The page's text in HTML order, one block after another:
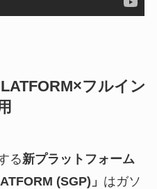
フルイン
る新プラットフォーム
(SGP)」 はガソ